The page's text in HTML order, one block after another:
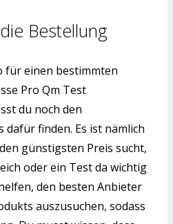
Bestellung
für einen bestimmten
Pro Qm Test
du noch den
dafür finden. Es ist nämlich
günstigsten Preis sucht,
oder ein Test da wichtig
den besten Anbieter
auszusuchen, sodass